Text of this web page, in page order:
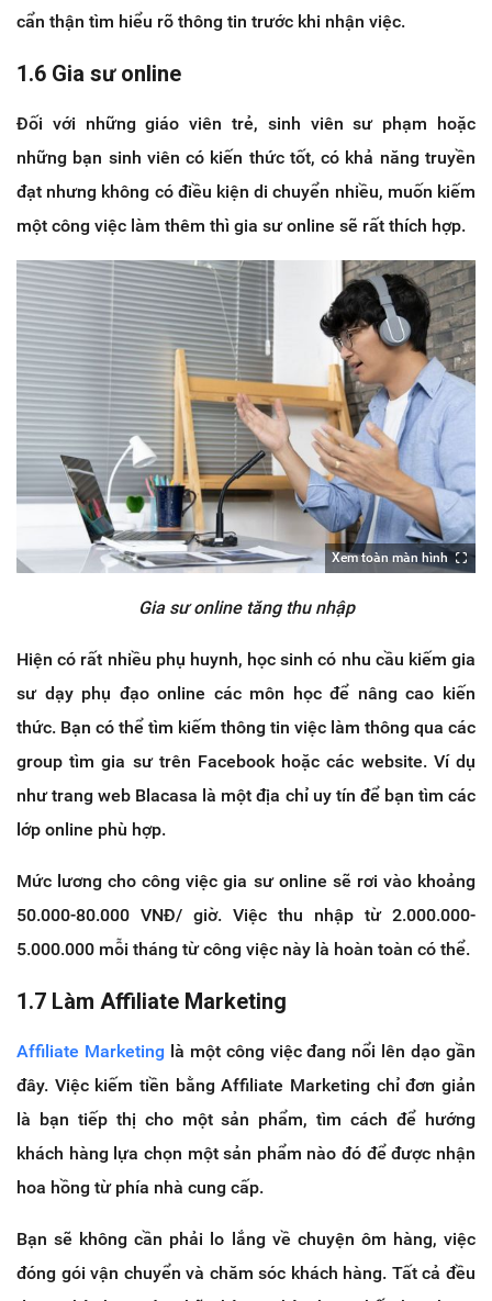
cẩn thận tìm hiểu rõ thông tin trước khi nhận việc.
1.6 Gia sư online
Đối với những giáo viên trẻ, sinh viên sư phạm hoặc
những bạn sinh viên có kiến thức tốt, có khả năng truyền
đạt nhưng không có điều kiện di chuyển nhiều, muốn kiếm
một công việc làm thêm thì gia sư online sẽ rất thích hợp.
Xem toàn màn hình
Gia sư online tăng thu nhập
Hiện có rất nhiều phụ huynh, học sinh có nhu cầu kiếm gia
sư dạy phụ đạo online các môn học để nâng cao kiến
thức. Bạn có thể tìm kiếm thông tin việc làm thông qua các
group tìm gia sư trên Facebook hoặc các website. Ví dụ
như trang web Blacasa là một địa chỉ uy tín để bạn tìm các
lớp online phù hợp.
Mức lương cho công việc gia sư online sẽ rơi vào khoảng
50.000-80.000 VNĐ/ giờ. Việc thu nhập từ 2.000.000-
5.000.000 mỗi tháng từ công việc này là hoàn toàn có thể.
1.7 Làm Affiliate Marketing
Affiliate Marketing là một công việc đang nổi lên dạo gần
đây. Việc kiếm tiền bằng Affiliate Marketing chỉ đơn giản
là bạn tiếp thị cho một sản phẩm, tìm cách để hướng
khách hàng lựa chọn một sản phẩm nào đó để được nhận
hoa hồng từ phía nhà cung cấp.
Bạn sẽ không cần phải lo lắng về chuyện ôm hàng, việc
đóng gói vận chuyển và chăm sóc khách hàng. Tất cả đều